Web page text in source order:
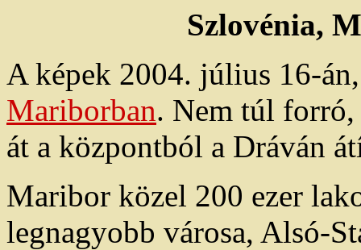
Szlovénia,
A képek 2004. július 16-
Mariborban. Nem túl forró,
át a központból a Dráván
Maribor közel 200 ezer
legnagyobb városa, Alsó-